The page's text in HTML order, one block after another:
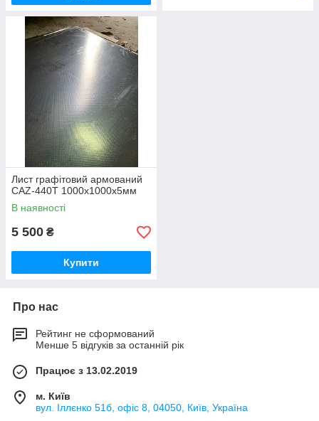
Лист графітовий армований
CAZ-440T 1000х1000х5мм
В наявності
5 500 ₴
Купити
Про нас
Рейтинг не сформований
Менше 5 відгуків за останній рік
Працює з 13.02.2019
м. Київ
вул. Іллєнко 51б, офіс 8, 04050, Київ, Україна